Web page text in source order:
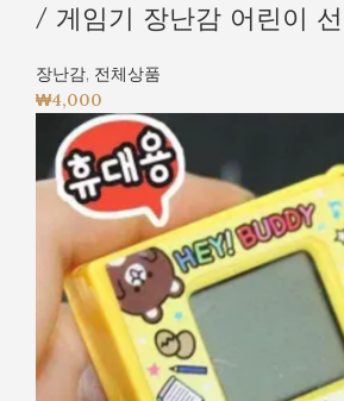
/ 게임기 장난감 어린이
장난감, 전체상품
₩4,000